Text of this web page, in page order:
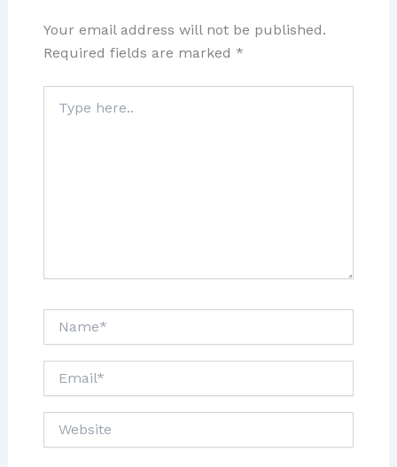
Your email address will not be published.
Required fields are marked *
here..